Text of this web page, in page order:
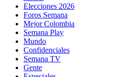
Elecciones 2026
Foros Semana
Mejor Colombia
Semana Play
Mundo
Confidenciales
Semana TV
Gente